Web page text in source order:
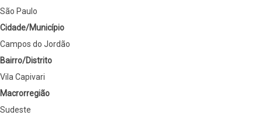
São Paulo
Cidade/Município
Campos do Jordão
Bairro/Distrito
Vila Capivari
Macrorregião
Sudeste